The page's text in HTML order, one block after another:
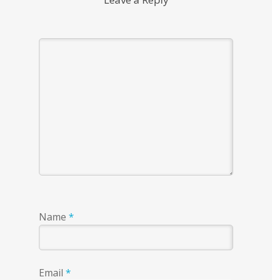
Name *
Email *